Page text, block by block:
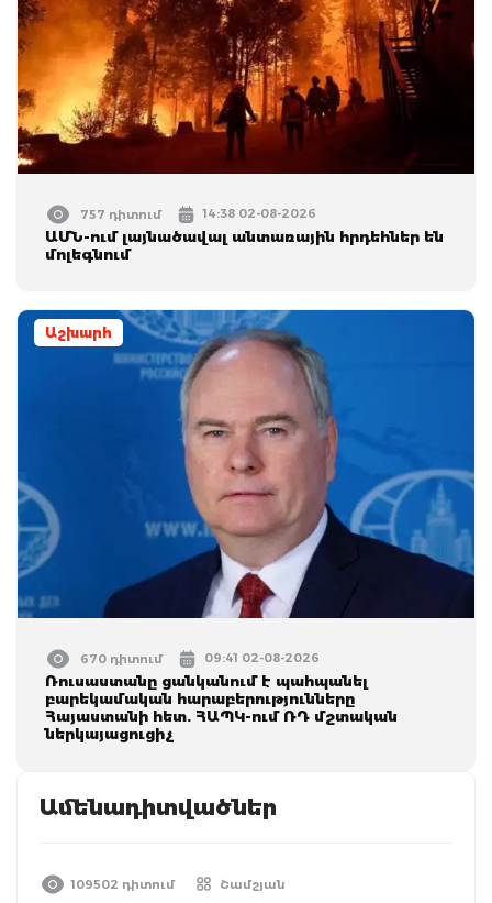
757 դիտում 14:38 02-08-2026
ԱՄՆ-ում լայնածավալ անտառային հրդեհներ են
մոլեգնում
Աշխարհ
670 դիտում 09:41 02-08-2026
Ռուսաստանը ցանկանում է պահպանել
բարեկամական հարաբերությունները
Հայաստանի հետ. ՀԱՊԿ-ում ՌԴ մշտական
ներկայացուցիչ
Ամենադիտվածներ
109502 դիտում Շամշյան